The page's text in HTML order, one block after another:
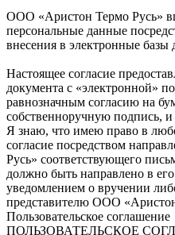
ООО «Аристон Термо Русь»
персональные данные
внесения в электронные базы
Настоящее согласие
документа с «электронной»
равнозначным согласию на
собственноручную подпись, и
Я знаю, что имею право в
согласие посредством
Русь» соответствующего
должно быть направлено в
уведомлением о вручении
представителю ООО
Пользовательское соглашение
ПОЛЬЗОВАТЕЛЬСКОЕ